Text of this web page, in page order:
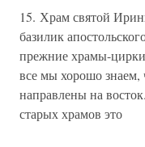
15. Храм святой
базилик
прежние храмы-цирки
все мы хорошо знаем,
направлены на
старых храмов это